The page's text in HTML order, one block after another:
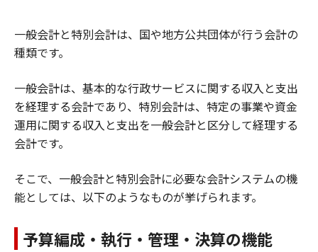
一般会計と特別会計は、国や地方公共団体が行う会計の
種類です。
一般会計は、基本的な行政サービスに関する収入と支出
を経理する会計であり、特別会計は、特定の事業や資金
運用に関する収入と支出を一般会計と区分して経理する
会計です。
そこで、一般会計と特別会計に必要な会計システムの機
能としては、以下のようなものが挙げられます。
予算編成・執行・管理・決算の機能